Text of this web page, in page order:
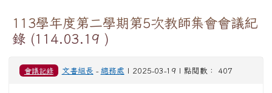
113學年度第二學期第5次教師集會會議紀
錄 (114.03.19 )
會議記錄 文書組長 - 總務處 | 2025-03-19 | 點閱數： 407